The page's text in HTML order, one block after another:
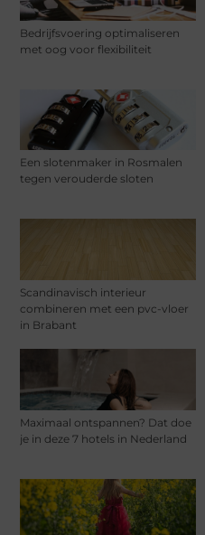
Bedrijfsvoering optimaliseren
met oog voor flexibiliteit
Een slotenmaker in Rosmalen
tegen verouderde sloten
Scandinavisch interieur
combineren met een pvc-vloer
in Brabant
Maximaal ontspannen? Dat doe
je in deze 7 hotels in Nederland